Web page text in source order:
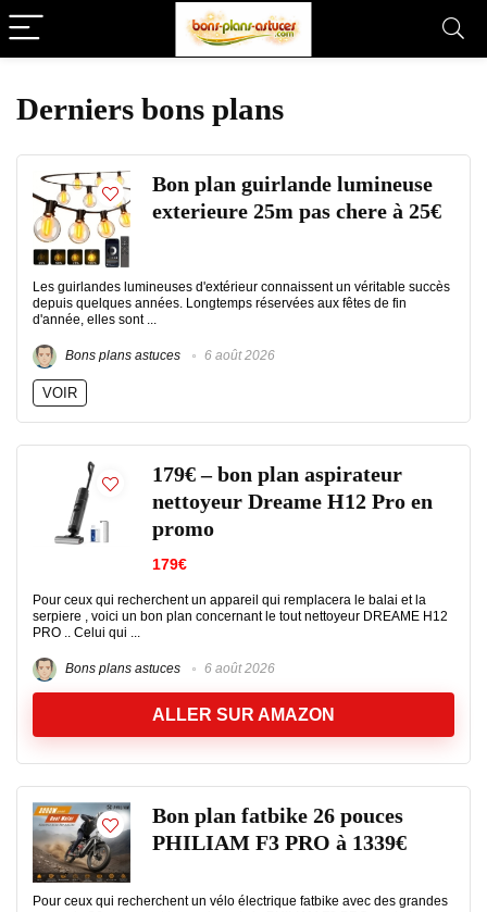
Derniers bons plans
Bon plan guirlande lumineuse
exterieure 25m pas chere à 25€
Les guirlandes lumineuses d'extérieur connaissent un véritable succès
depuis quelques années. Longtemps réservées aux fêtes de fin
d'année, elles sont ...
Bons plans astuces 6 août 2026
VOIR
179€ – bon plan aspirateur
nettoyeur Dreame H12 Pro en
promo
179€
Pour ceux qui recherchent un appareil qui remplacera le balai et la
serpiere , voici un bon plan concernant le tout nettoyeur DREAME H12
PRO .. Celui qui ...
Bons plans astuces 6 août 2026
ALLER SUR AMAZON
Bon plan fatbike 26 pouces
PHILIAM F3 PRO à 1339€
Pour ceux qui recherchent un vélo électrique fatbike avec des grandes